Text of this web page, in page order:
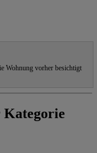
Wohnung vorher besichtigt
Kategorie